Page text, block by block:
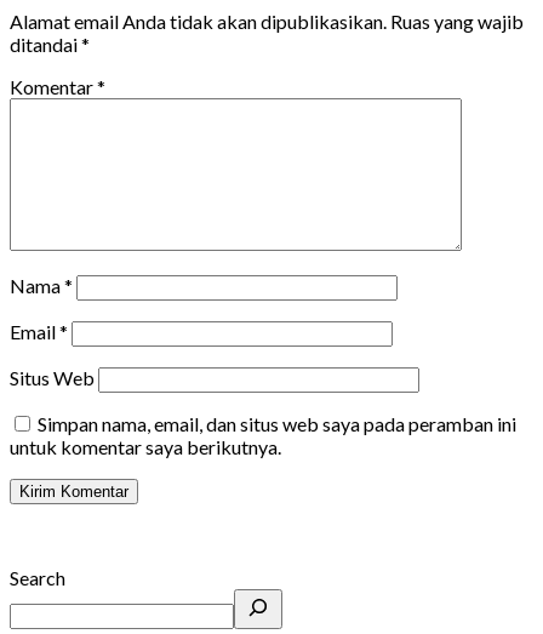
Alamat email Anda tidak akan dipublikasikan. Ruas yang wajib
ditandai*
Komentar*
Nama*
Email*
Situs Web
Simpan nama, email, dan situs web saya pada peramban ini
untuk komentar saya berikutnya.
Search